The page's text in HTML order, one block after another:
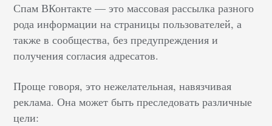
Спам ВКонтакте –– это массовая рассылка разного
рода информации на страницы пользователей, а
также в сообщества, без предупреждения и
получения согласия адресатов.
Проще говоря, это нежелательная, навязчивая
реклама. Она может быть преследовать различные
цели: